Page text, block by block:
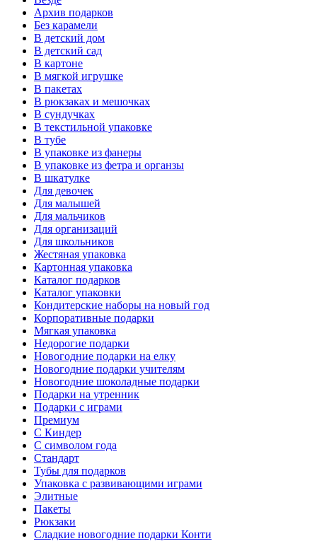
Архив подарков
Без карамели
В детский дом
В детский сад
В картоне
В мягкой игрушке
В пакетах
В рюкзаках и мешочках
В сундучках
В текстильной упаковке
В тубе
В упаковке из фанеры
В упаковке из фетра и органзы
В шкатулке
Для девочек
Для малышей
Для мальчиков
Для организаций
Для школьников
Жестяная упаковка
Картонная упаковка
Каталог подарков
Каталог упаковки
Кондитерские наборы на новый год
Корпоративные подарки
Мягкая упаковка
Недорогие подарки
Новогодние подарки на елку
Новогодние подарки учителям
Новогодние шоколадные подарки
Подарки на утренник
Подарки с играми
Премиум
С Киндер
С символом года
Стандарт
Тубы для подарков
Упаковка с развивающими играми
Элитные
Пакеты
Рюкзаки
Сладкие новогодние подарки Конти